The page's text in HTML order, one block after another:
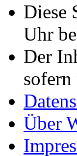
Diese
Uhr
Der
sofern
Über